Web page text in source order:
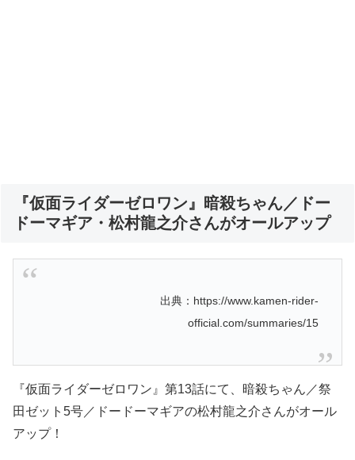
『仮面ライダーゼロワン』暗殺ちゃん／ドー
ドーマギア・松村龍之介さんがオールアップ
出典：https://www.kamen-rider-
official.com/summaries/15
『仮面ライダーゼロワン』第13話にて、暗殺ちゃん／祭
田ゼット5号／ドードーマギアの松村龍之介さんがオール
アップ！